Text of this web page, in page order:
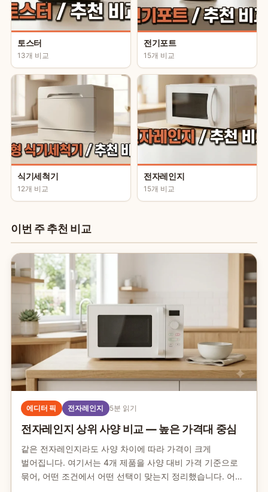
토스터
13개 비교
전기포트
15개 비교
식기세척기
12개 비교
전자레인지
15개 비교
이번 주 추천 비교
에디터 픽 전자레인지 5분 읽기
전자레인지 상위 사양 비교 — 높은 가격대 중심
같은 전자레인지라도 사양 차이에 따라 가격이 크게
벌어집니다. 여기서는 4개 제품을 사양 대비 가격 기준으로
묶어, 어떤 조건에서 어떤 선택이 맞는지 정리했습니다. 어떤